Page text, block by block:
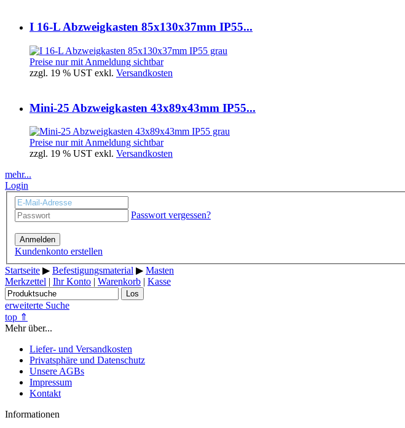
I 16-L Abzweigkasten 85x130x37mm IP55...
Preise nur mit Anmeldung sichtbar
zzgl. 19 % UST exkl. Versandkosten
Mini-25 Abzweigkasten 43x89x43mm IP55...
Preise nur mit Anmeldung sichtbar
zzgl. 19 % UST exkl. Versandkosten
mehr...
Login
Passwort vergessen?
Anmelden
Kundenkonto erstellen
Startseite ▶ Befestigungsmaterial ▶ Masten
Merkzettel | Ihr Konto | Warenkorb | Kasse
Los
erweiterte Suche
top ⇑
Mehr über...
Liefer- und Versandkosten
Privatsphäre und Datenschutz
Unsere AGBs
Impressum
Kontakt
Informationen